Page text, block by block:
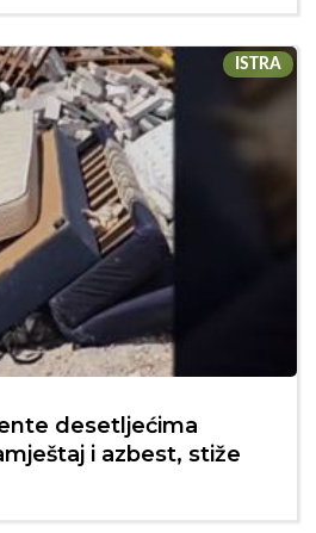
ISTRA
desetljećima
i azbest, stiže